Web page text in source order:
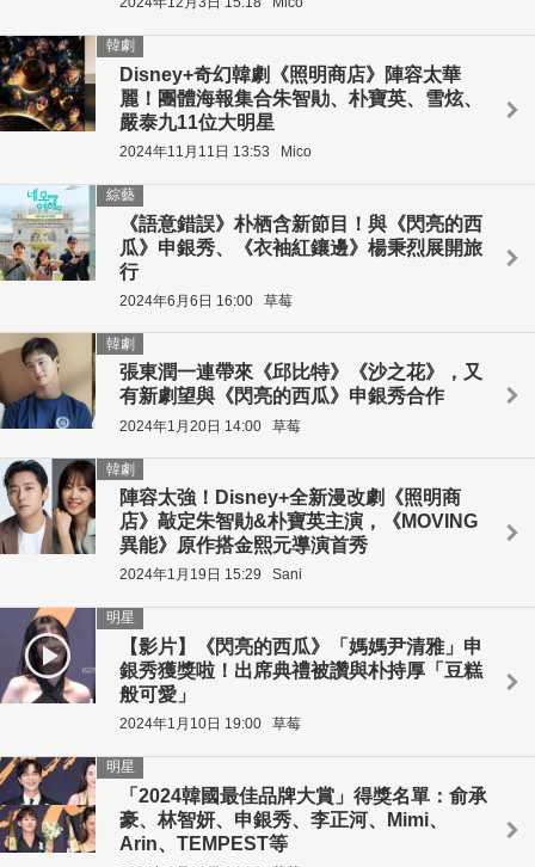
Disney+奇幻韓劇《照明商店》陣容太華
麗！團體海報集合朱智勛、朴寶英、雪炫、
嚴泰九11位大明星
韓劇
2024年11月11日 13:53 Mico
《語意錯誤》朴栖含新節目！與《閃亮的西
瓜》申銀秀、《衣袖紅鑲邊》楊秉烈展開旅
行
綜藝
2024年6月6日 16:00 草莓
張東潤一連帶來《邱比特》《沙之花》，又
有新劇望與《閃亮的西瓜》申銀秀合作
韓劇
2024年1月20日 14:00 草莓
陣容太強！Disney+全新漫改劇《照明商
店》敲定朱智勛&朴寶英主演，《MOVING
異能》原作搭金熙元導演首秀
韓劇
2024年1月19日 15:29 Sani
【影片】《閃亮的西瓜》「媽媽尹清雅」申
銀秀獲獎啦！出席典禮被讚與朴持厚「豆糕
般可愛」
明星
2024年1月10日 19:00 草莓
「2024韓國最佳品牌大賞」得獎名單：俞承
豪、林智妍、申銀秀、李正河、Mimi、
Arin、TEMPEST等
明星